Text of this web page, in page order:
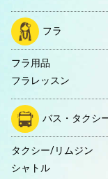
フラ
フラ用品
フラレッスン
バス・タクシ
タクシー/リムジン
シャトル